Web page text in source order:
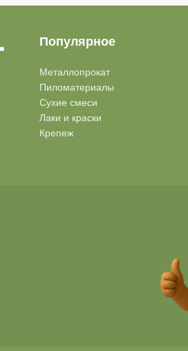
Популярное
Металлопрокат
Пиломатериалы
Сухие смеси
Лаки и краски
Крепеж